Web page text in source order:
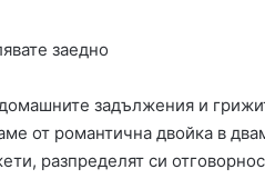
заедно
задължения и
от романтична двойка в
разпределят си